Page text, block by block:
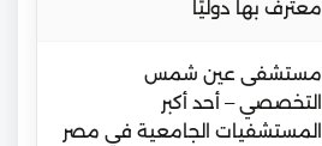
معترف بها دوليًا
مستشفى عين شمس
التخصصي – أحد أكبر
المستشفيات الجامعية في مصر